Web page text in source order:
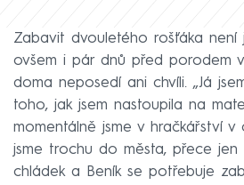
Zabavit dvouletého rošťáka není
ovšem i pár dnů před porodem
doma neposedí ani chvíli. „Já
toho, jak jsem nastoupila na
momentálně jsme v hračkářství v
jsme trochu do města, přece
chládek a Beník se potřebuje